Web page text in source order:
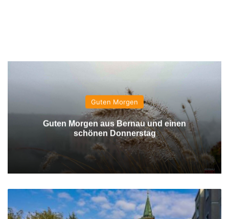
Guten Morgen
Guten Morgen aus Bernau und einen
schönen Donnerstag